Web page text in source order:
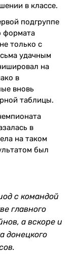
в классе.
подгруппе
формата
только с
удачным
на
в
вновь
таблицы.
в
на таком
был
с командой
главного
а вскоре и
донецкого